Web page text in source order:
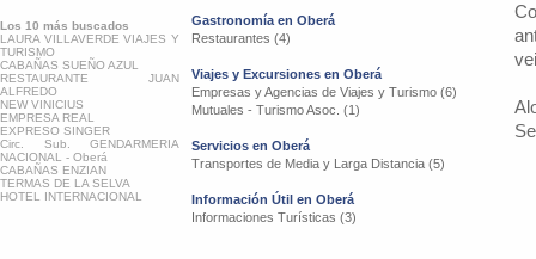
Los 10 más buscados
LAURA VILLAVERDE VIAJES Y
TURISMO
CABAÑAS SUEÑO AZUL
RESTAURANTE JUAN
ALFREDO
NEW VINICIUS
EMPRESA REAL
EXPRESO SINGER
Circ. Sub. GENDARMERIA
NACIONAL - Oberá
CABAÑAS ENZIAN
TERMAS DE LA SELVA
HOTEL INTERNACIONAL
Gastronomía en Oberá
Restaurantes (4)
Viajes y Excursiones en Oberá
Empresas y Agencias de Viajes y Turismo (6)
Mutuales - Turismo Asoc. (1)
Servicios en Oberá
Transportes de Media y Larga Distancia (5)
Información Útil en Oberá
Informaciones Turísticas (3)